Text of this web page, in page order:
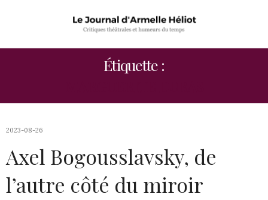
Étiquette :
2023-08-26
Axel Bogousslavsky, de
l’autre côté du miroir